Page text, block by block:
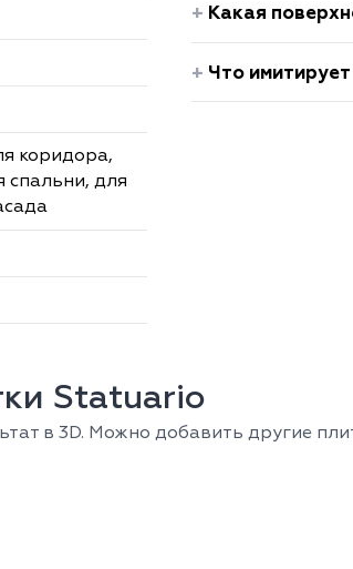
коридора,
спальни, для
Какая
Что
Statuario
в 3D. Можно добавить другие